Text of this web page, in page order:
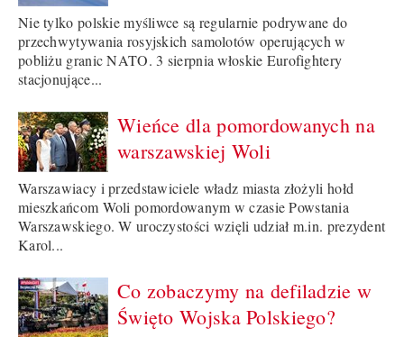
Nie tylko polskie myśliwce są regularnie podrywane do
przechwytywania rosyjskich samolotów operujących w
pobliżu granic NATO. 3 sierpnia włoskie Eurofightery
stacjonujące...
Wieńce dla pomordowanych na
warszawskiej Woli
Warszawiacy i przedstawiciele władz miasta złożyli hołd
mieszkańcom Woli pomordowanym w czasie Powstania
Warszawskiego. W uroczystości wzięli udział m.in. prezydent
Karol...
Co zobaczymy na defiladzie w
Święto Wojska Polskiego?